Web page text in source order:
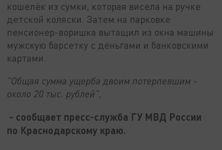
кошелёк из сумки, которая висела на ручке
детской коляски. Затем на парковке
пенсионер-воришка вытащил из окна машины
мужскую барсетку с деньгами и банковскими
картами.
"Общая сумма ущерба двоим потерпевшим -
около 20 тыс. рублей",
- сообщает пресс-служба ГУ МВД России
по Краснодарскому краю.